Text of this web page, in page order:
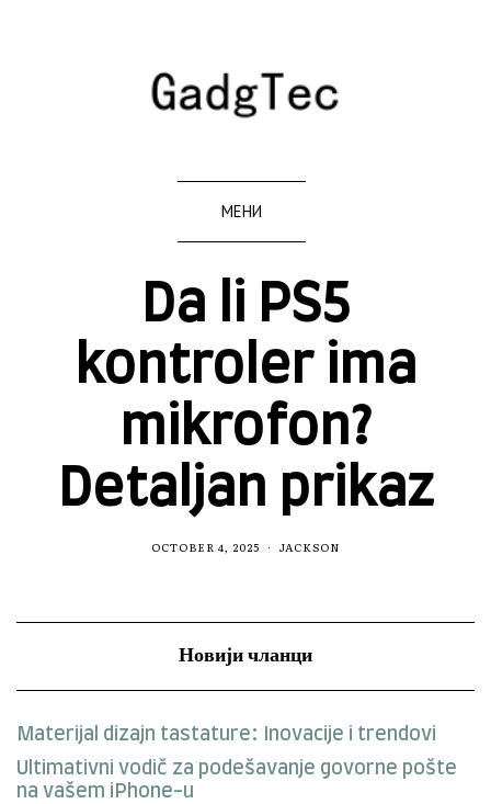
МЕНИ
Da li PS5
kontroler ima
mikrofon?
Detaljan prikaz
OCTOBER 4, 2025 JACKSON
Новији чланци
Materijal dizajn tastature: Inovacije i trendovi
Ultimativni vodič za podešavanje govorne pošte
na vašem iPhone-u